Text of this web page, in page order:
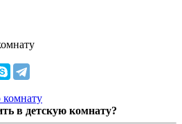
в детскую комнату?